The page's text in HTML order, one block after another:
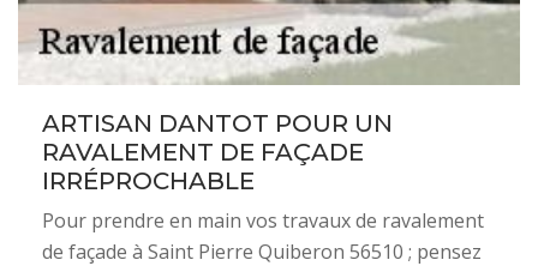
ARTISAN DANTOT POUR UN
RAVALEMENT DE FAÇADE
IRRÉPROCHABLE
Pour prendre en main vos travaux de ravalement
de façade à Saint Pierre Quiberon 56510 ; pensez